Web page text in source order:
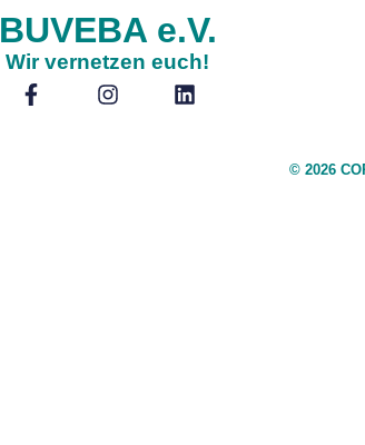
BUVEBA e.V.
Wir vernetzen euch!
© 2026